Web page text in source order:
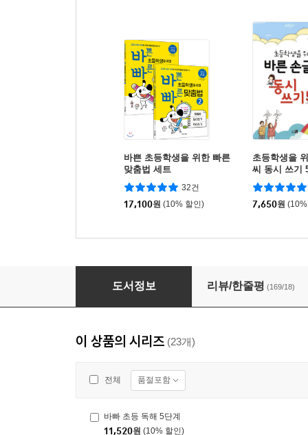
바쁜 초등학생을 위한 빠른
맞춤법 세트
32건
17,100원 (10% 할인)
초등학생을
씨 동시 쓰기
7,650원
바빠 초등 속담+따라 쓰기
도서정보 리뷰/한줄평 (169/18)
이 상품의 시리즈 (23개)
전체 품절포함
바빠 초등 독해 5단계
11,520원 (10% 할인)